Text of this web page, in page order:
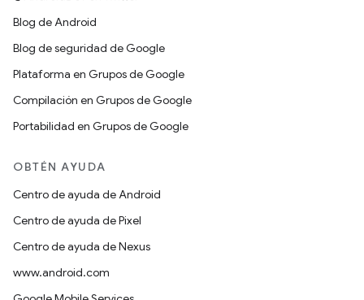
Blog de Android
Blog de seguridad de Google
Plataforma en Grupos de Google
Compilación en Grupos de Google
Portabilidad en Grupos de Google
OBTÉN AYUDA
Centro de ayuda de Android
Centro de ayuda de Pixel
Centro de ayuda de Nexus
www.android.com